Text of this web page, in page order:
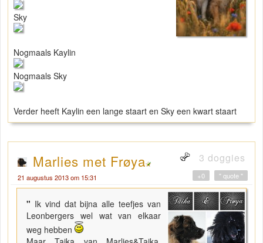
Sky
Nogmaals Kaylin
Nogmaals Sky
Verder heeft Kaylin een lange staart en Sky een kwart staart
Marlies met Frøya 3 doggies
21 augustus 2013 om 15:31 " quote "
+0
" Ik vind dat bijna alle teefjes van
Leonbergers wel wat van elkaar
weg hebben